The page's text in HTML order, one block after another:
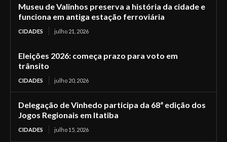
Museu de Valinhos preserva a história da cidade e
funciona em antiga estação ferroviária
CIDADES julho 21, 2026
Eleições 2026: começa prazo para voto em
trânsito
CIDADES julho 20, 2026
Delegação de Vinhedo participa da 68ª edição dos
Jogos Regionais em Itatiba
CIDADES julho 15, 2026